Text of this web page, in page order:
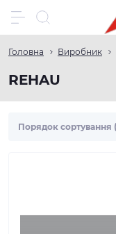
Головна Виробник
REHAU